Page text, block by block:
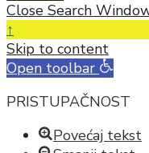
Close Search
↑
Skip to content
Open toolbar
PRISTUPAČNOST
Povećaj tekst